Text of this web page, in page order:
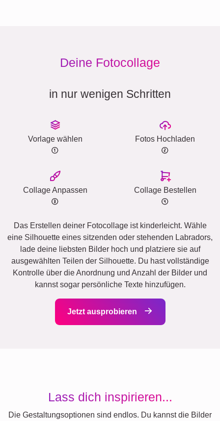
Deine Fotocollage
in nur wenigen Schritten
Vorlage wählen Fotos Hochladen
Collage Anpassen Collage Bestellen
Das Erstellen deiner Fotocollage ist kinderleicht. Wähle
eine Silhouette eines sitzenden oder stehenden Labradors,
lade deine liebsten Bilder hoch und platziere sie auf
ausgewählten Teilen der Silhouette. Du hast vollständige
Kontrolle über die Anordnung und Anzahl der Bilder und
kannst sogar persönliche Texte hinzufügen.
Jetzt ausprobieren
Lass dich inspirieren...
Die Gestaltungsoptionen sind endlos. Du kannst die Bilder